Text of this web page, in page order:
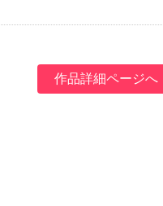
作品詳細ページへ